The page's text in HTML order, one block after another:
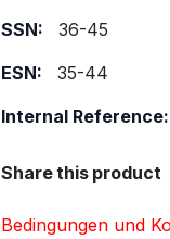
SSN:
36-45
ESN:
35-44
Internal Reference:
Share this product
Bedingungen und